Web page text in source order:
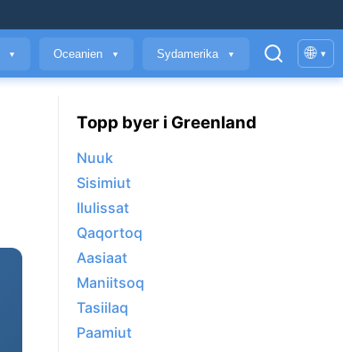
▼ Oceanien ▼ Sydamerika ▼ 🌐 ▾
Topp byer i Greenland
Nuuk
Sisimiut
Ilulissat
Qaqortoq
Aasiaat
Maniitsoq
Tasiilaq
Paamiut